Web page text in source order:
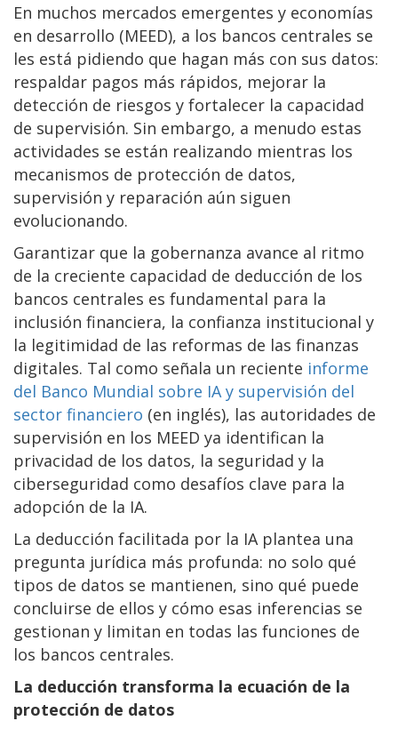
En muchos mercados emergentes y economías
en desarrollo (MEED), a los bancos centrales se
les está pidiendo que hagan más con sus datos:
respaldar pagos más rápidos, mejorar la
detección de riesgos y fortalecer la capacidad
de supervisión. Sin embargo, a menudo estas
actividades se están realizando mientras los
mecanismos de protección de datos,
supervisión y reparación aún siguen
evolucionando.
Garantizar que la gobernanza avance al ritmo
de la creciente capacidad de deducción de los
bancos centrales es fundamental para la
inclusión financiera, la confianza institucional y
la legitimidad de las reformas de las finanzas
digitales. Tal como señala un reciente informe
del Banco Mundial sobre IA y supervisión del
sector financiero (en inglés), las autoridades de
supervisión en los MEED ya identifican la
privacidad de los datos, la seguridad y la
ciberseguridad como desafíos clave para la
adopción de la IA.
La deducción facilitada por la IA plantea una
pregunta jurídica más profunda: no solo qué
tipos de datos se mantienen, sino qué puede
concluirse de ellos y cómo esas inferencias se
gestionan y limitan en todas las funciones de
los bancos centrales.
La deducción transforma la ecuación de la
protección de datos